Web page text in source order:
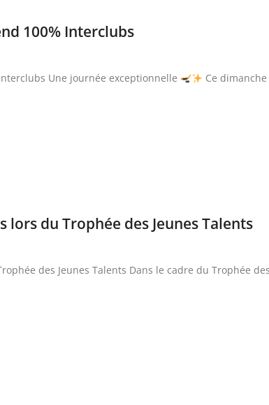
100% Interclubs
Une journée exceptionnelle
Ce
lors du Trophée des Jeunes Talents
des Jeunes Talents Dans le cadre du Trophée des